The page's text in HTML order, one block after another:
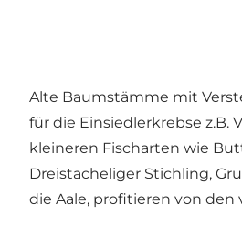
Alte Baumstämme mit
für die Einsiedlerkrebse z.B.
kleineren Fischarten wie
Dreistacheliger Stichling,
die Aale, profitieren von den